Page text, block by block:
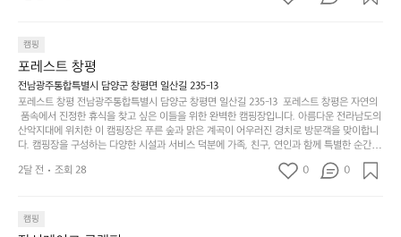
다.
그
럴
때
는
차
에
고
다
니
고
싶
어
하
하
지
않
은
디
자
핑!
무
좋
네
요
이
함께 좋은 시간을 보낼 수 있다는 것입니다. 또한, 하이글루 인근에는 다양한 트레킹 코스와
자전거 도로가 있어 아웃도어 활동을 좋아하는 이들에게 더욱 참조할 만한 장소가 됩니다.
담양의 아름다운 자연과 함께, 건강한 레저 활동을 즐기며 행복한 캠핑 경험을 쌓으실 수 있
습니다. 하이글루에서 특별한 순간을 만끽해보세요. 따뜻한 햇살과 함께하는 아침, 상징적인
담양의 죽녹원과 함께 어우러진 저녁, 그리고 고요한 밤하늘 아래에서 별을 바라보며 나누는
이야기들은 여러분의 캠핑 여행을 더욱 특별하게 만들어 줄 것입니다.  인기 정도: ★★★★
★
캠핑
포레스트 창평
전남광주통합특별시 담양군 창평면 일산길 235-13
포레스트 창평 전남광주통합특별시 담양군 창평면 일산길 235-13  포레스트 창평은 자연의
품속에서 진정한 휴식을 찾고 싶은 이들을 위한 완벽한 캠핑장입니다. 아름다운 전라남도의
산악지대에 위치한 이 캠핑장은 푸른 숲과 맑은 계곡이 어우러진 경치로 방문객을 맞이합니
다. 캠핑장을 구성하는 다양한 시설과 서비스 덕분에 가족, 친구, 연인과 함께 특별한 순간을
만들어갈 수 있는 최적의 공간이 됩니다.  포레스트 창평은 주말마다 직접 재배한 신선한 농
산물을 제공하는 캠핑장으로, 현지에서만 느낄 수 있는 자연의 맛을 경험할 수 있습니다. 또
으며 깊은 숙면을 취할 수 있는 기회를 제공합니다.  이곳은 자연과의 완벽한 조화를 이루며,
다채로운 야외 활동을 제공합니다. 특히 어린이들은 안전하게 놀 수 있는 놀이시설이 마련
2달 전 조회 28 0 0
캠핑